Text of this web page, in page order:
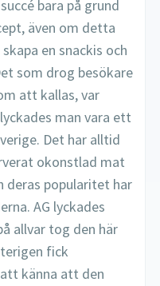
bara på grund
även om detta
en snackis och
som drog besökare
att kallas, var
man vara ett
Det har alltid
okonstlad mat
deras popularitet har
AG lyckades
allvar tog den här
fick
känna att den